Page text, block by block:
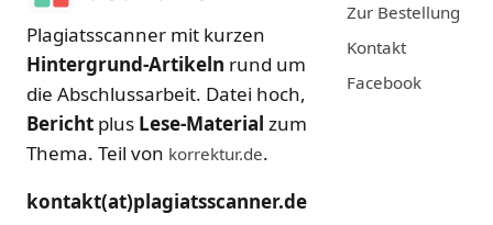
Plagiatsscanner mit kurzen
Hintergrund-Artikeln rund um
die Abschlussarbeit. Datei hoch,
Bericht plus Lese-Material zum
Thema. Teil von korrektur.de.
kontakt(at)plagiatsscanner.de
Zur Bestellung
Kontakt
Facebook